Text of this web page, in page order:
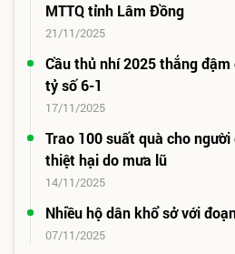
MTTQ tỉnh Lâm Đồng
21/11/2025
Cầu thủ nhí 2025 thắng
tỷ số 6-1
17/11/2025
Trao 100 suất quà cho
thiệt hại do mưa lũ
14/11/2025
Nhiều hộ dân khổ sở với
07/11/2025